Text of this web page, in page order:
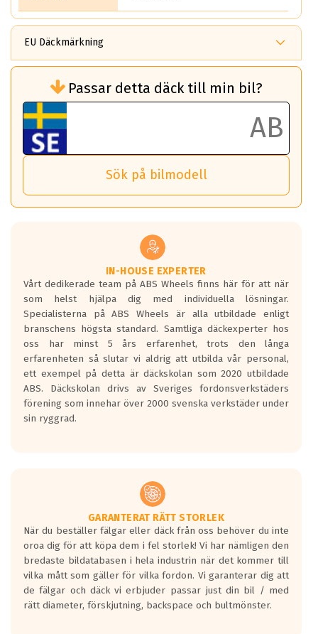
EU Däckmärkning
bränsleförbrukningen)
Det ska vara en betygsskala från klass A
till G för rullmotstånd.
Ett klass A däck kommer ha 6,5% bättre
bränsleförbrukning än ett klass G däck.
Det betyder att om man kör 10,000 km,
så sparar man 50 liter bränsle med ett
vilken körstil du använder.
Våtgrepp egenskaper:
Betygsskalan är satt A till F. Där A påvisar
den kortaste bromssträckan och F är den
längsta.
Inga D eller G betyg delas ut för
personbilar och lätta lastbilar.
Betyget sätts efter ett test där däcken
skall bromsa in på en väg där det ligger
0.5-1.5 mm vatten.
I 80km/h kommer skillnaden på
Vid körning i över 50km/h brukar
rullmotståndets ljud överträffa
motorljudet.
På däckmärkningen kommer det finnas
en symbol av ett däck med vågar. Hög
bullernivå markeras med svarta vågor
medans de vita vågorna påvisar om det är
ett tyst däck.
Passar detta däck till min bil?
Sök på bilmodell
IN-HOUSE EXPERTER
Vårt dedikerade team på ABS Wheels finns här för att när
som helst hjälpa dig med individuella lösningar.
Specialisterna på ABS Wheels är alla utbildade enligt
branschens högsta standard. Samtliga däckexperter hos
oss har minst 5 års erfarenhet, trots den långa
erfarenheten så slutar vi aldrig att utbilda vår personal,
ett exempel på detta är däckskolan som 2020 utbildade
ABS. Däckskolan drivs av Sveriges fordonsverkstäders
förening som innehar över 2000 svenska verkstäder under
sin ryggrad.
GARANTERAT RÄTT STORLEK
När du beställer fälgar eller däck från oss behöver du inte
oroa dig för att köpa dem i fel storlek! Vi har nämligen den
bredaste bildatabasen i hela industrin när det kommer till
vilka mått som gäller för vilka fordon. Vi garanterar dig att
de fälgar och däck vi erbjuder passar just din bil / med
rätt diameter, förskjutning, backspace och bultmönster.